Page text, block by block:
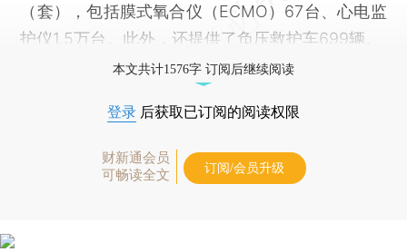
（套），包括膜式氧合仪（ECMO）67台、心电监
护仪1.5万台。此外，还提供了负压救护车699辆。
本文共计1576字 订阅后继续阅读
登录 后获取已订阅的阅读权限
财新通会员
可畅读全文
订阅/会员升级